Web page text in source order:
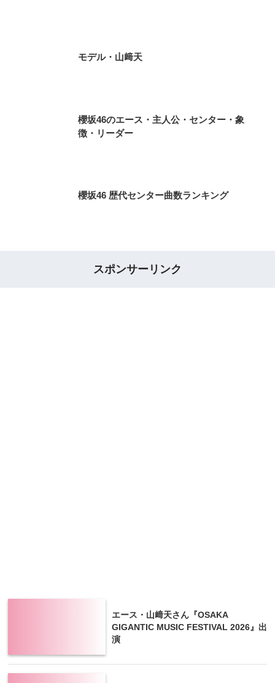
モデル・山﨑天
櫻坂46のエース・主人公・センター・象
徴・リーダー
櫻坂46 歴代センター曲数ランキング
スポンサーリンク
エース・山﨑天さん『OSAKA
GIGANTIC MUSIC FESTIVAL 2026』出
演